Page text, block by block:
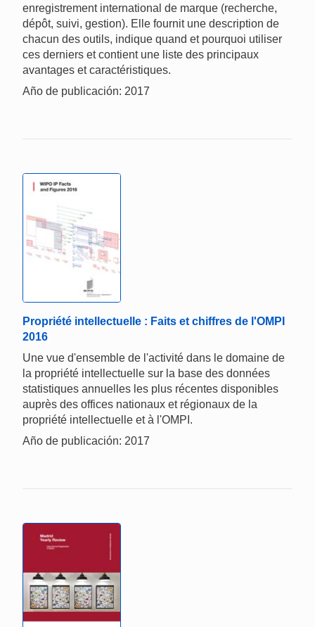
enregistrement international de marque (recherche,
dépôt, suivi, gestion). Elle fournit une description de
chacun des outils, indique quand et pourquoi utiliser
ces derniers et contient une liste des principaux
avantages et caractéristiques.
Año de publicación: 2017
Propriété intellectuelle : Faits et chiffres de l'OMPI
2016
Une vue d'ensemble de l'activité dans le domaine de
la propriété intellectuelle sur la base des données
statistiques annuelles les plus récentes disponibles
auprès des offices nationaux et régionaux de la
propriété intellectuelle et à l'OMPI.
Año de publicación: 2017